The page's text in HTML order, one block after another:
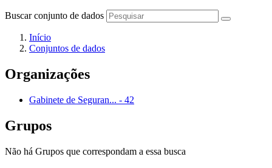
Buscar conjunto de dados
Início
Conjuntos de dados
Organizações
Gabinete de Seguran... - 42
Grupos
Não há Grupos que correspondam a essa busca